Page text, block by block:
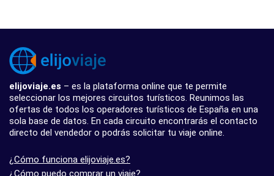
elijoviaje.es – es la plataforma online que te permite
seleccionar los mejores circuitos turísticos. Reunimos las
ofertas de todos los operadores turísticos de España en una
sola base de datos. En cada circuito encontrarás el contacto
directo del vendedor o podrás solicitar tu viaje online.
¿Cómo funciona elijoviaje.es?
¿Cómo puedo comprar un viaje?